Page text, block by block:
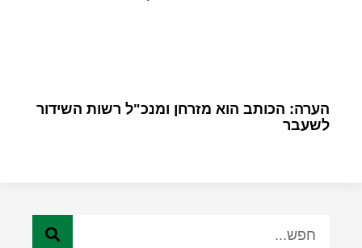
הערה: הכותב הוא מזרחן ומנכ"ל רשות השידור
לשעבר